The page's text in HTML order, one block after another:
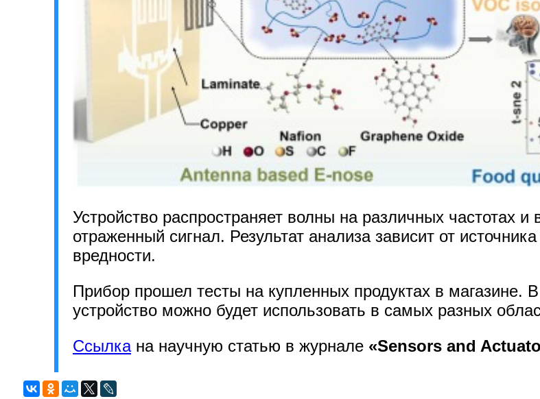
Устройство распространяет волны на различных частотах
отраженный сигнал. Результат анализа зависит от
вредности.
Прибор прошел тесты на купленных продуктах в магазине.
устройство можно будет использовать в самых разных
Ссылкана научную статью в журнале «Sensors and